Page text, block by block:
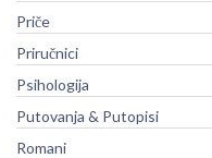
Priče
Priručnici
Psihologija
Putovanja & Putopisi
Romani